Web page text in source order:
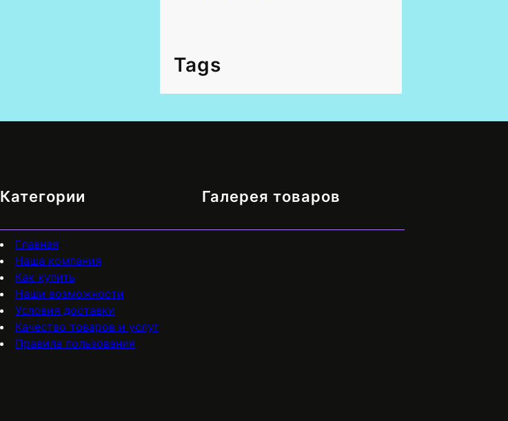
Tags
Категории
Главная
Наша компания
Как купить
Наши возможности
Условия доставки
Качество товаров и услуг
Правила пользования
Галерея товаров